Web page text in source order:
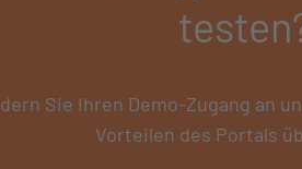
Sie Ihren Demo-Zugang an
Vorteilen des Portals